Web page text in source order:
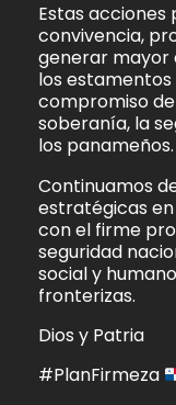
Estas
convivencia,
generar mayor
los
compromiso
soberanía, la
los panameños.
Continuamos
estratégicas
con el firme
seguridad
social y
fronterizas.
Dios y Patria
#PlanFirmeza